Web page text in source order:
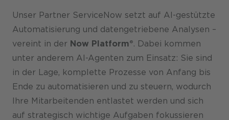
Unser Partner ServiceNow setzt auf AI-gestützte
Automatisierung und datengetriebene Analysen –
vereint in der Now Platform®. Dabei kommen
unter anderem AI-Agenten zum Einsatz: Sie sind
in der Lage, komplette Prozesse von Anfang bis
Ende zu automatisieren und zu steuern, wodurch
Ihre Mitarbeitenden entlastet werden und sich
auf strategisch wichtige Aufgaben fokussieren